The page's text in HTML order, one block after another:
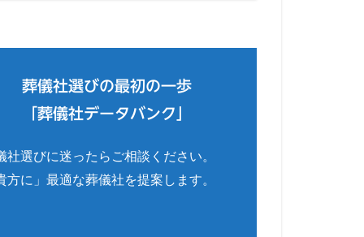
葬儀社選びの最初の一歩
「葬儀社データバンク」
社選びに迷ったらご相談ください。
方に」最適な葬儀社を提案します。